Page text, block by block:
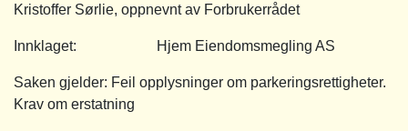
Kristoffer Sørlie, oppnevnt av Forbrukerrådet
Innklaget: Hjem Eiendomsmegling AS
Saken gjelder: Feil opplysninger om parkeringsrettigheter.
Krav om erstatning